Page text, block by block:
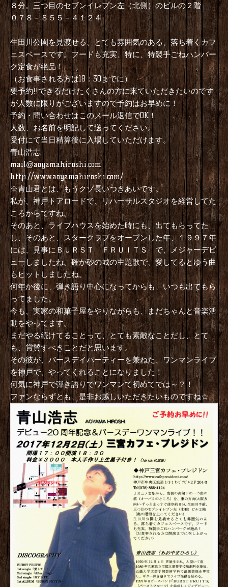
８分。三つ目のセブンイレブン左（北側）のビルの２階
０７８－８５５－４１２４
生田川公園を見渡せる、とても雰囲気のある、落ち着くカフ
ェスペースです。フードも充実、特に、特製手ごねハンバー
ク定食が絶品！
（お食事される方は18：30までに）
要予約!!できるだけたくさんの方に来ていただきたいのです
が人数に限りがございますので予約はお早めに！
予約・問い合わせはこのメール返信でOK！
人数、お名前を明記して送ってください。
受付にて当日精算後に入場していただけます。
青山浩志
mail@aoyamahiroshi.com
http://www.aoyamahiroshi.com/
※青山君とは、もうクゾ長いつきあいです。
私が、神戸トアロードで、リハーサルスタジオを経営してた
ころからですね。
そのあと、ライブハウスを始めた時にも、出てもらってた
し、そのあと、スタークラブをオープンした年、１９９７年
には、見事にＢＵＲＳＴ ＦＲＵＩＴＳ で、メジャーデビ
ューしましたね。確か砂の城の主題歌で、愛してるとゆう曲
もヒットしましたね。
何年か後に、弾き語り中心になってからも、いつも出てもら
ってました。
今も、実家の和菓子屋をやりながらも、まだちゃんと音楽活
動をやってます。
まだやる続けてることって、とても素敵なことだし、とて
も、賞賛すべきことだと思います。
その彼が、バースデイパーティーを兼ねた、ワンマンライブ
を神戸で、やってくれることになりました！
何気に神戸で弾き語りでワンマンて初めてでは～？！
ファンならずとも、是非お越しいただきたいものですね☆